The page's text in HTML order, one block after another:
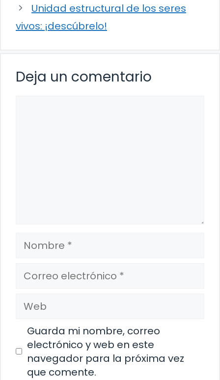
Unidad estructural de los seres
vivos: ¡descúbrelo!
Deja un comentario
Nombre
Correo
electrónico
Web
Guarda mi nombre, correo
electrónico y web en este
navegador para la próxima vez
que comente.